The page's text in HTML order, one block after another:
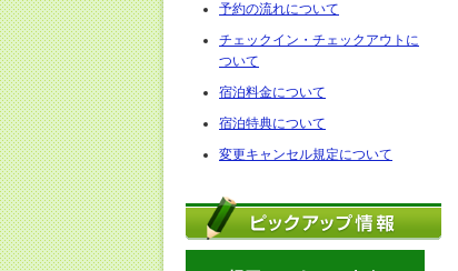
予約の流れについて
チェックイン・チェックアウトに
ついて
宿泊料金について
宿泊特典について
変更キャンセル規定について